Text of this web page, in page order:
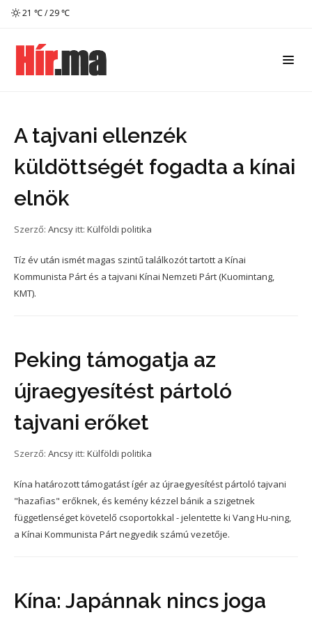
21 ℃ / 29 ℃
A tajvani ellenzék
küldöttségét fogadta a kínai
elnök
Szerző: Ancsy itt: Külföldi politika
Tíz év után ismét magas szintű találkozót tartott a Kínai
Kommunista Párt és a tajvani Kínai Nemzeti Párt (Kuomintang,
KMT).
Peking támogatja az
újraegyesítést pártoló
tajvani erőket
Szerző: Ancsy itt: Külföldi politika
Kína határozott támogatást ígér az újraegyesítést pártoló tajvani
"hazafias" erőknek, és kemény kézzel bánik a szigetnek
függetlenséget követelő csoportokkal - jelentette ki Vang Hu-ning,
a Kínai Kommunista Párt negyedik számú vezetője.
Kína: Japánnak nincs joga